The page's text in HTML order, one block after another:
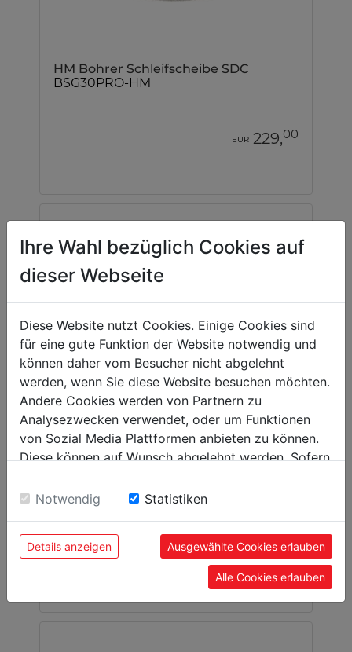
HM Bohrer Schleifscheibe SDC
BSG30PRO-HM
EUR 229,00
BSG30PRO-HSS
EUR 219,00
Ihre Wahl bezüglich Cookies auf
dieser Webseite
Diese Website nutzt Cookies. Einige Cookies sind
für eine gute Funktion der Website notwendig und
können daher vom Besucher nicht abgelehnt
werden, wenn Sie diese Website besuchen möchten.
Andere Cookies werden von Partnern zu
Analysezwecken verwendet, oder um Funktionen
von Sozial Media Plattformen anbieten zu können.
Diese können auf Wunsch abgelehnt werden. Sofern
Einwilligung zu unseren Cookies.
Notwendig Statistiken
Details anzeigen Ausgewählte Cookies erlauben
Alle Cookies erlauben